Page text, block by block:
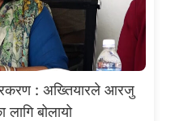
प्रकरण : अख्तियारले आरजु
लागि बोलायो